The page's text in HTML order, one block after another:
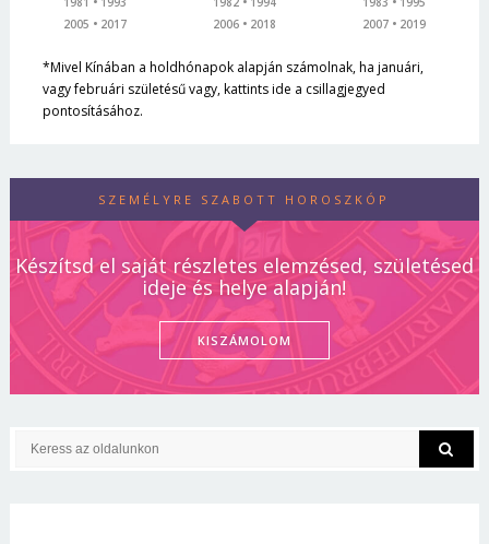
2005
2017
2006
2018
2007
2019
*Mivel Kínában a holdhónapok alapján számolnak, ha januári,
vagy februári születésű vagy, kattints ide a csillagjegyed
pontosításához.
SZEMÉLYRE SZABOTT HOROSZKÓP
Készítsd el saját részletes elemzésed, születésed
ideje és helye alapján!
KISZÁMOLOM